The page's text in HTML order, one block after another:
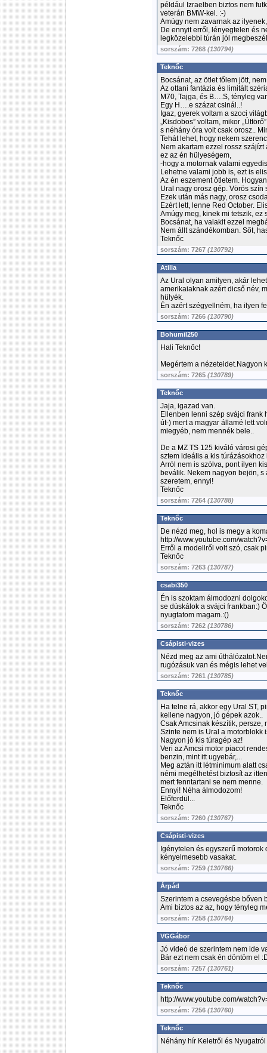
például Izraelben biztos nem
veterán BMW-kel. :-)
Amúgy nem zavarnak az
De ennyit erről, lényegtelen és
legközelebbi túrán jól
sorszám: 7268 (130794)
Teknőc
Bocsánat, az ötlet tőlem jött,
Az ottani fantázia és limitált
M70, Tajga, és B….S, tényleg
Egy H….e százat csinál..!
Igaz, gyerek voltam a szoci
„Kisdobos” voltam, mikor
s néhány óra volt csak orosz..
Tehát lehet, hogy nekem
Nem akartam ezzel rossz
ez az én hülyeségem,
-hogy a motornak valami
Lehetne valami jobb is, ezt is
Az én eszement ötletem.
Ural nagy orosz gép. Vörös szín
Ezek után más nagy, orosz
Ezért lett, lenne Red October.
Amúgy meg, kinek mi tetszik, ez
Bocsánat, ha valakit ezzel
Nem állt szándékomban. Sőt,
Teknőc
sorszám: 7267 (130792)
Atilla
Az Ural olyan amilyen, akár
amerikaiaknak azért dicső név,
hülyék.
Én azért szégyellném, ha ilyen
sorszám: 7266 (130790)
Bohumil250
Hali Teknőc!
Megértem a nézeteidet.Nagyon
sorszám: 7265 (130789)
Teknőc
Jaja, igazad van.
Ellenben lenni szép svájci frank
út-) mert a magyar államé lett
miegyéb, nem mennék bele..
De a MZ TS 125 kiváló városi
sztem ideális a kis túrázásokhoz
Arról nem is szólva, pont ilyen
beválik. Nekem nagyon bejön,
szeretem, ennyi!
Teknőc
sorszám: 7264 (130788)
Teknőc
De nézd meg, hol is megy a
http://www.youtube.com/
Erről a modellről volt szó, csak
Teknőc
sorszám: 7263 (130787)
csabi350
Én is szoktam álmodozni
se dúskálok a svájci frankban:)
nyugtatom magam.:()
sorszám: 7262 (130786)
Csápisti-vizes
Nézd meg az ami
rugózásuk van és mégis lehet
sorszám: 7261 (130785)
Teknőc
Ha telne rá, akkor egy Ural ST,
kellene nagyon, jó gépek azok..
Csak Amcsinak készítik,
Szinte nem is Ural a motorblokk
Nagyon jó kis túragép az!
Veri az Amcsi motor piacot
benzin, mint itt ugyebár,...
Meg aztán itt létminimum alatt
némi megélhetést biztosít az
mert fenntartani se nem menne.
Ennyi! Néha álmodozom!
Előferdül...
Teknőc
sorszám: 7260 (130767)
Csápisti-vizes
Igénytelen és egyszerű
kényelmesebb vasakat.
sorszám: 7259 (130766)
Árpád
Szerintem a csevegésbe bőven
Ami biztos az az, hogy tényleg
sorszám: 7258 (130764)
VGGábor
Jó videó de szerintem nem ide
Bár ezt nem csak én döntöm el
sorszám: 7257 (130761)
Teknőc
http://www.youtube.com/
sorszám: 7256 (130760)
Teknőc
Néhány hír Keletről és